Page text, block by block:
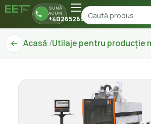
SUNĂ
ACUM
+40265269150
Acasă Utilaje pentru producție